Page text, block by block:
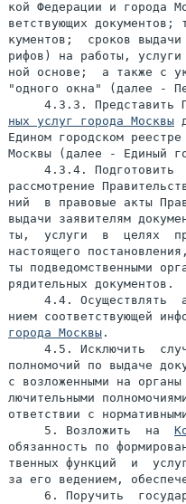
кой Федерации и города
ветствующих документов;
кументов;  сроков
рифов) на работы,
ной основе;  а также с
"одного окна" (далее -
4.3.3. Представить
ных услуг города Москвы
Едином городском
Москвы (далее - Единый
4.3.4. Подготовить
рассмотрение
ний  в правовые акты
выдачи заявителям
ты,  услуги  в  целях
настоящего
ты подведомственными
рядительных документов.
4.4. Осуществлять
нием соответствующей
города Москвы .
4.5. Исключить
полномочий по выдаче
с возложенными на органы
лючительными
ответствии с
     5. Возложить  на
обязанность по
твенных функций  и
за его ведением,
6. Поручить